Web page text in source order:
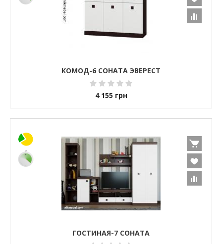
КОМОД-6 СОНАТА ЭВЕРЕСТ
4 155 грн
ГОСТИНАЯ-7 СОНАТА